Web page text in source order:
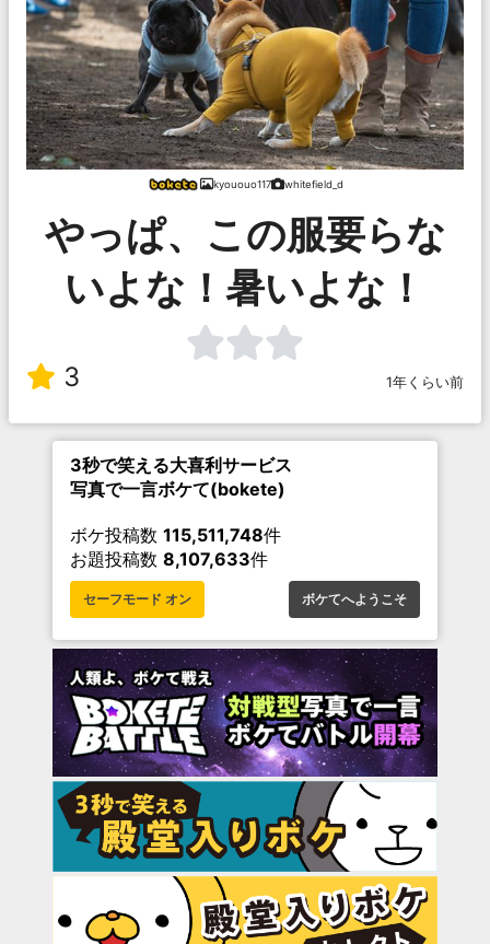
kyououo117 whitefield_d
やっぱ、この服要らな
いよな！暑いよな！
3 1年くらい前
3秒で笑える大喜利サービス
写真で一言ボケて(bokete)
ボケ投稿数 115,511,748件
お題投稿数 8,107,633件
セーフモード オン ボケてへようこそ